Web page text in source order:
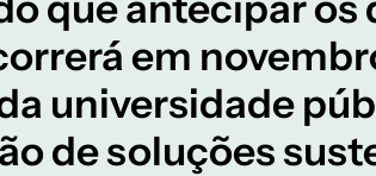
em
universidade
de soluções